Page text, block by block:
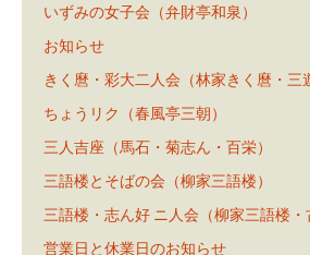
いずみの女子会（弁財亭和泉）
お知らせ
きく麿・彩大二人会（林家きく麿・三
ちょうリク（春風亭三朝）
三人吉座（馬石・菊志ん・百栄）
三語楼とそばの会（柳家三語楼）
三語楼・志ん好 ニ人会（柳家三語楼・
営業日と休業日のお知らせ